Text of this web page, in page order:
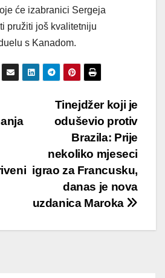
će izabranici Sergeja
pružiti još kvalitetniju
s Kanadom.
Tinejdžer koji je
oduševio protiv
Brazila: Prije
nekoliko mjeseci
igrao za Francusku,
danas je nova
uzdanica Maroka